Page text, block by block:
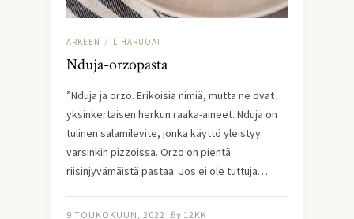
ARKEEN / LIHARUOAT
Nduja-orzopasta
”Nduja ja orzo. Erikoisia nimiä, mutta ne ovat
yksinkertaisen herkun raaka-aineet. Nduja on
tulinen salamilevite, jonka käyttö yleistyy
varsinkin pizzoissa. Orzo on pientä
riisinjyvämäistä pastaa. Jos ei ole tuttuja…
9 TOUKOKUUN, 2022 By 12KK